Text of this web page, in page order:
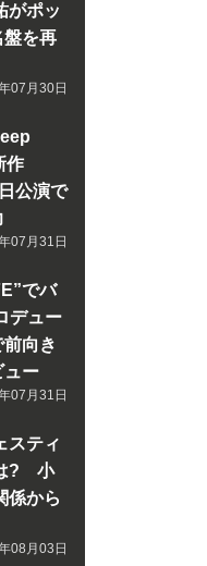
がポッ
盤を再
07月30日
作
公演で
07月31日
でバ
デュー
向き
ュー
07月31日
スティ
? 小
係から
08月03日